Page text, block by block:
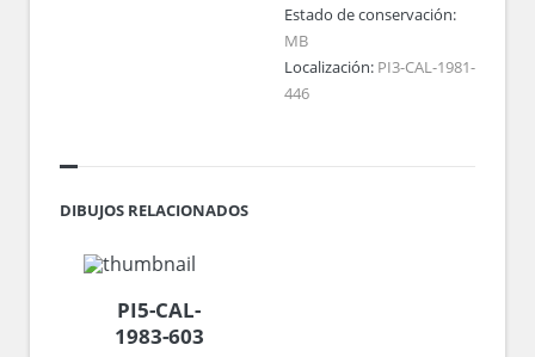
Estado de conservación:
MB
Localización: PI3-CAL-1981-
446
DIBUJOS RELACIONADOS
PI5-CAL-
1983-603